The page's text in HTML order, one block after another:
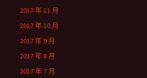
2017 年 11 月
2017 年 10 月
2017 年 9 月
2017 年 8 月
2017 年 7 月